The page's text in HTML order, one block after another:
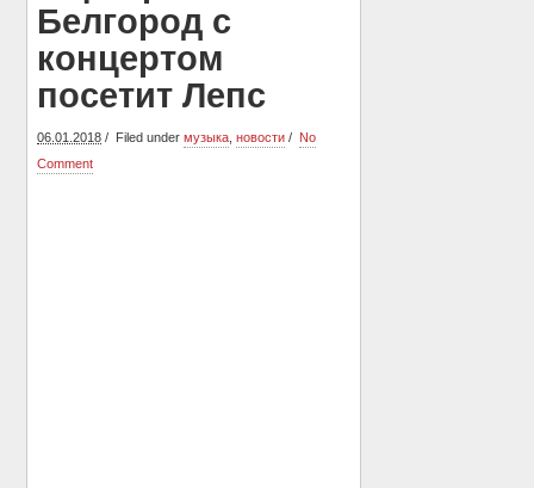
Белгород с
концертом
посетит Лепс
06.01.2018 Filed underмузыка ,новости
No
Comment